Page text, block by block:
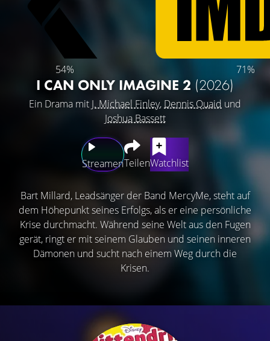
54% 71%
I CAN ONLY IMAGINE 2 (2026)
Ein Drama mit J. Michael Finley, Dennis Quaid und
Joshua Bassett
StreamenTeilenWatchlist
Bart Millard, Leadsänger der Band MercyMe, steht auf
dem Höhepunkt seines Erfolgs, als er eine persönliche
Krise durchmacht. Während seine Welt aus den Fugen
gerät, ringt er mit seinem Glauben und seinen inneren
Dämonen und sucht nach einem Weg durch die
Krisen.